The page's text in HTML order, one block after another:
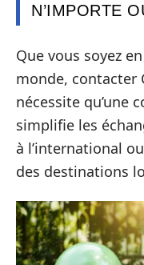
N’IMPORTE
Que vous soyez
monde, contacter
nécessite qu’une
simplifie les
à l’international
des destinations